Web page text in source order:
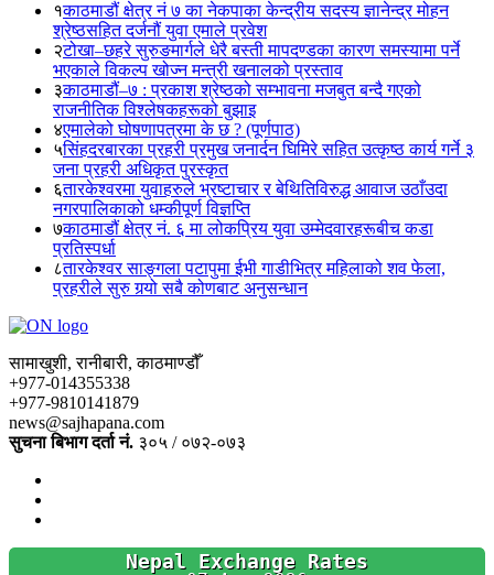
१काठमाडौं क्षेत्र नं ७ का नेकपाका केन्द्रीय सदस्य ज्ञानेन्द्र मोहन
श्रेष्ठसहित दर्जनौं युवा एमाले प्रवेश
२टोखा–छहरे सुरुङमार्गले धेरै बस्ती मापदण्डका कारण समस्यामा पर्ने
भएकाले विकल्प खोज्न मन्त्री खनालको प्रस्ताव
३काठमाडौं–७ : प्रकाश श्रेष्ठको सम्भावना मजबुत बन्दै गएको
राजनीतिक विश्लेषकहरूको बुझाइ
४एमालेको घोषणापत्रमा के छ ? (पूर्णपाठ)
५सिंहदरबारका प्रहरी प्रमुख जनार्दन घिमिरे सहित उत्कृष्ठ कार्य गर्ने ३
जना प्रहरी अधिकृत पुरस्कृत
६तारकेश्वरमा युवाहरुले भ्रष्टाचार र बेथितिविरुद्ध आवाज उठाँउदा
नगरपालिकाको धम्कीपूर्ण विज्ञप्ति
७काठमाडौं क्षेत्र नं. ६ मा लोकप्रिय युवा उम्मेदवारहरूबीच कडा
प्रतिस्पर्धा
८तारकेश्वर साङ्गला पटापुमा ईभी गाडीभित्र महिलाको शव फेला,
प्रहरीले सुरु गर्‍यो सबै कोणबाट अनुसन्धान
सामाखुशी, रानीबारी, काठमाण्डौँ
+977-014355338
+977-9810141879
news@sajhapana.com
सुचना बिभाग दर्ता नं. ३०५ / ०७२-०७३